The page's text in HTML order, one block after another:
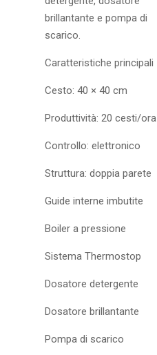
brillantante e pompa di
scarico.
Caratteristiche principali
Cesto: 40 × 40 cm
Produttività: 20 cesti/ora
Controllo: elettronico
Struttura: doppia parete
Guide interne imbutite
Boiler a pressione
Sistema Thermostop
Dosatore detergente
Dosatore brillantante
Pompa di scarico